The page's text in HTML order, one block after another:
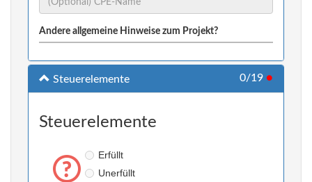
Andere allgemeine Hinweise zum Projekt?
Steuerelemente 0/19 ●
Steuerelemente
Erfüllt
Unerfüllt